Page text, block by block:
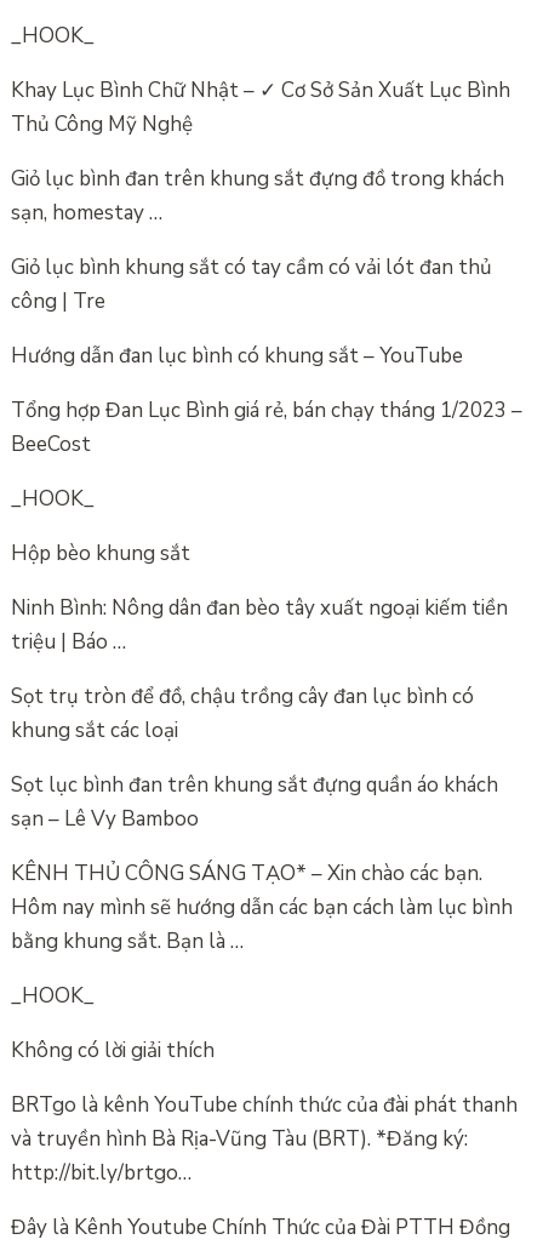
_HOOK_
Khay Lục Bình Chữ Nhật – ✓ Cơ Sở Sản Xuất Lục Bình
Thủ Công Mỹ Nghệ
Giỏ lục bình đan trên khung sắt đựng đồ trong khách
sạn, homestay …
Giỏ lục bình khung sắt có tay cầm có vải lót đan thủ
công | Tre
Hướng dẫn đan lục bình có khung sắt – YouTube
Tổng hợp Đan Lục Bình giá rẻ, bán chạy tháng 1/2023 –
BeeCost
_HOOK_
Hộp bèo khung sắt
Ninh Bình: Nông dân đan bèo tây xuất ngoại kiếm tiền
triệu | Báo …
Sọt trụ tròn để đồ, chậu trồng cây đan lục bình có
khung sắt các loại
Sọt lục bình đan trên khung sắt đựng quần áo khách
sạn – Lê Vy Bamboo
KÊNH THỦ CÔNG SÁNG TẠO* – Xin chào các bạn.
Hôm nay mình sẽ hướng dẫn các bạn cách làm lục bình
bằng khung sắt. Bạn là …
_HOOK_
Không có lời giải thích
BRTgo là kênh YouTube chính thức của đài phát thanh
và truyền hình Bà Rịa-Vũng Tàu (BRT). *Đăng ký:
http://bit.ly/brtgo…
Đây là Kênh Youtube Chính Thức của Đài PTTH Đồng